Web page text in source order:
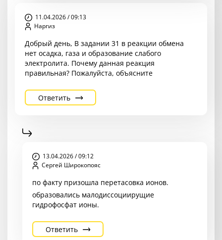
11.04.2026 / 09:13
Наргиз
Добрый день, В задании 31 в реакции обмена
нет осадка, газа и образование слабого
электролита. Почему данная реакция
правильная? Пожалуйста, объясните
Ответить
13.04.2026 / 09:12
Сергей Широкопояс
по факту призошла перетасовка ионов.
образовались малодиссоциирущие
гидрофосфат ионы.
Ответить